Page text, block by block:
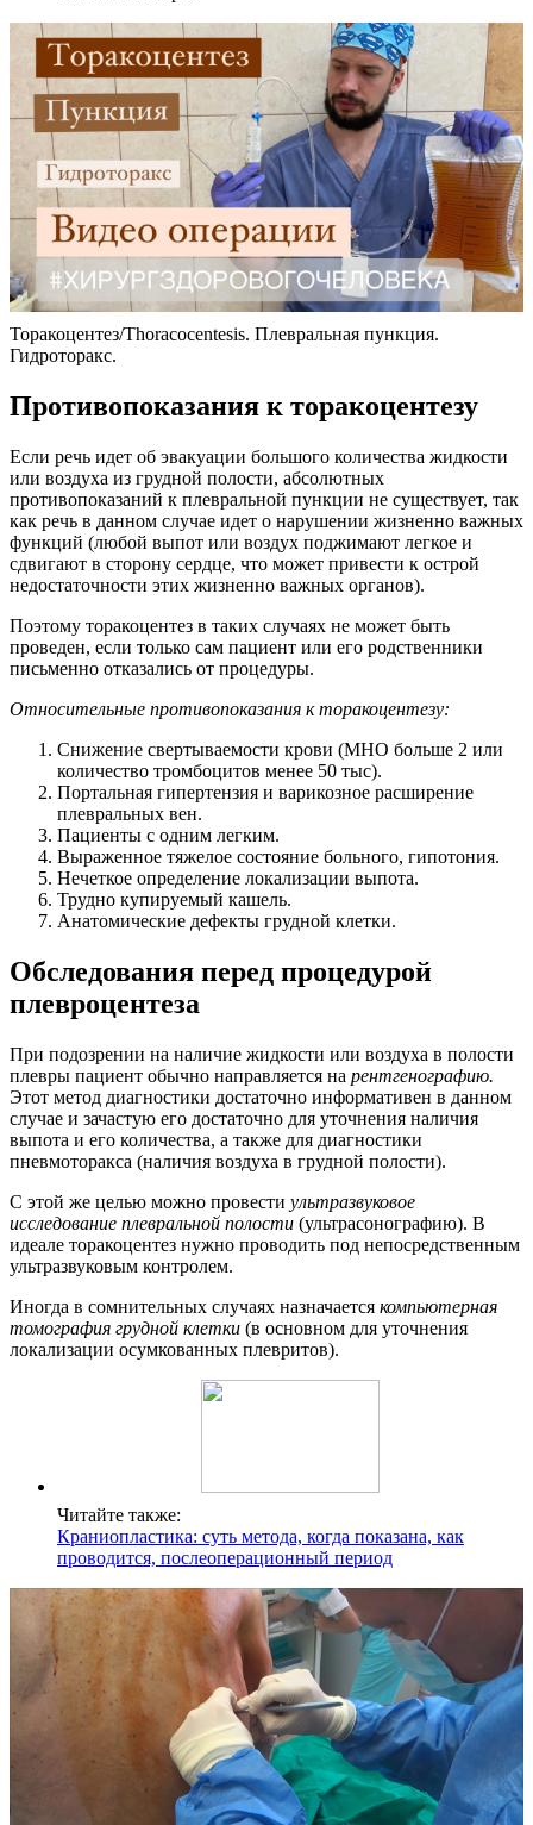
Торакоцентез/Thoracocentesis. Плевральная пункция.
Гидроторакс.
Противопоказания к торакоцентезу
Если речь идет об эвакуации большого количества жидкости
или воздуха из грудной полости, абсолютных
противопоказаний к плевральной пункции не существует, так
как речь в данном случае идет о нарушении жизненно важных
функций (любой выпот или воздух поджимают легкое и
сдвигают в сторону сердце, что может привести к острой
недостаточности этих жизненно важных органов).
Поэтому торакоцентез в таких случаях не может быть
проведен, если только сам пациент или его родственники
письменно отказались от процедуры.
Относительные противопоказания к торакоцентезу:
Снижение свертываемости крови (МНО больше 2 или
количество тромбоцитов менее 50 тыс).
Портальная гипертензия и варикозное расширение
плевральных вен.
Пациенты с одним легким.
Выраженное тяжелое состояние больного, гипотония.
Нечеткое определение локализации выпота.
Трудно купируемый кашель.
Анатомические дефекты грудной клетки.
Обследования перед процедурой
плевроцентеза
При подозрении на наличие жидкости или воздуха в полости
плевры пациент обычно направляется на рентгенографию.
Этот метод диагностики достаточно информативен в данном
случае и зачастую его достаточно для уточнения наличия
выпота и его количества, а также для диагностики
пневмоторакса (наличия воздуха в грудной полости).
С этой же целью можно провести ультразвуковое
исследование плевральной полости (ультрасонографию). В
идеале торакоцентез нужно проводить под непосредственным
ультразвуковым контролем.
Иногда в сомнительных случаях назначается компьютерная
томография грудной клетки (в основном для уточнения
локализации осумкованных плевритов).
Читайте также:
Краниопластика: суть метода, когда показана, как
проводится, послеоперационный период